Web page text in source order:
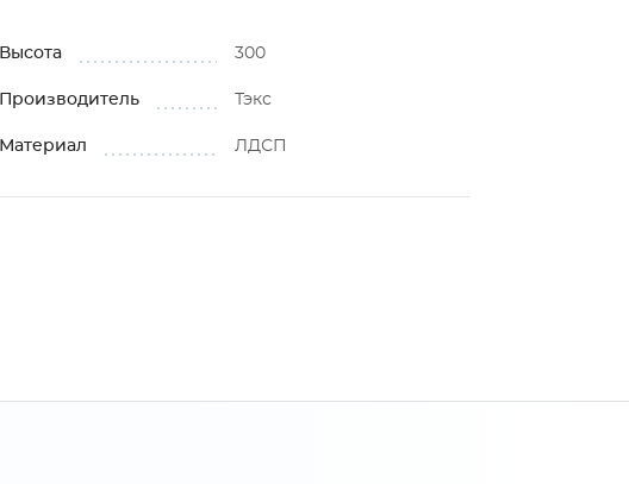
Высота 300
Производитель Тэкс
Материал ЛДСП